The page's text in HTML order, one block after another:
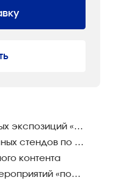
Организация выставочных экспозиций «под ключ»
Строительство выставочных стендов по всему миру
контента
Организация деловых мероприятий «под ключ»